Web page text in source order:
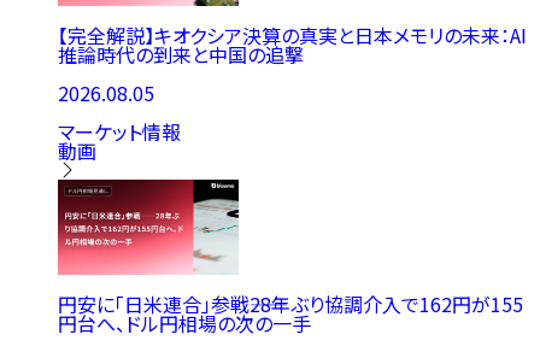
【完全解説】キオクシア決算の真実と日本メモリの未来：AI
推論時代の到来と中国の追撃
2026.08.05
マーケット情報
動画
円安に「日米連合」参戦――28年ぶり協調介入で162円が155
円台へ、ドル円相場の次の一手